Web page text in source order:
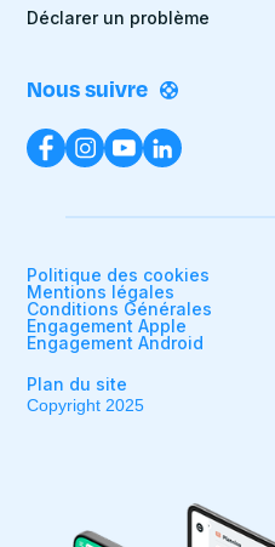
Déclarer un problème
Nous suivre
Politique des cookies
Mentions légales
Conditions Générales
Engagement Apple
Engagement Android
Plan du site
Copyright 2025